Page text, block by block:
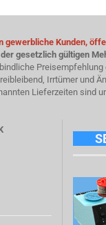
Kunden,
gesetzlich gültigen
Irrtümer und
Lieferzeiten sind